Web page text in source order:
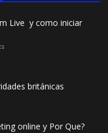
Live y como iniciar
británicas
online y Por Que?